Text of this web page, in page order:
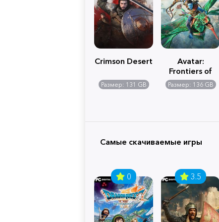
Crimson Desert
Размер: 131 GB
Avatar:
Frontiers of
Pandora
Размер: 136 GB
Самые скачиваемые игры
0 3.5